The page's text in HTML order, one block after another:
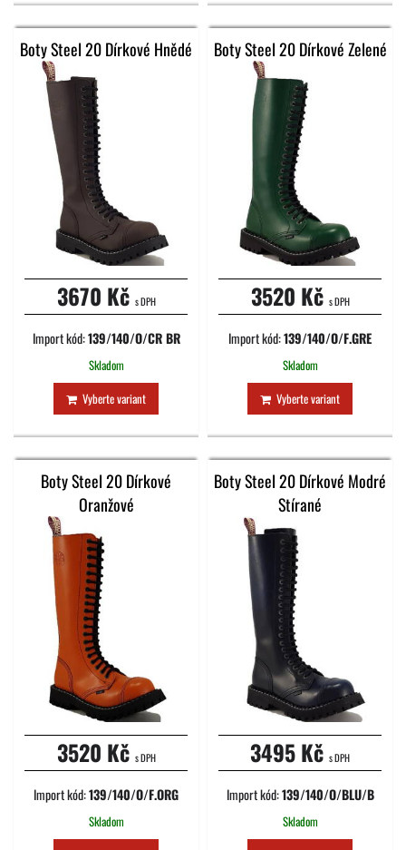
Boty Steel 20 Dírkové Hnědé
3670 Kč s DPH
Import kód:139/140/O/CR BR
Skladom
Vyberte variant
Boty Steel 20 Dírkové Zelené
3520 Kč s DPH
Import kód:139/140/O/F.GRE
Skladom
Vyberte variant
Boty Steel 20 Dírkové
Oranžové
3520 Kč s DPH
Import kód:139/140/O/F.ORG
Skladom
Boty Steel 20 Dírkové Modré
Stírané
3495 Kč s DPH
Import kód:139/140/O/BLU/B
Skladom